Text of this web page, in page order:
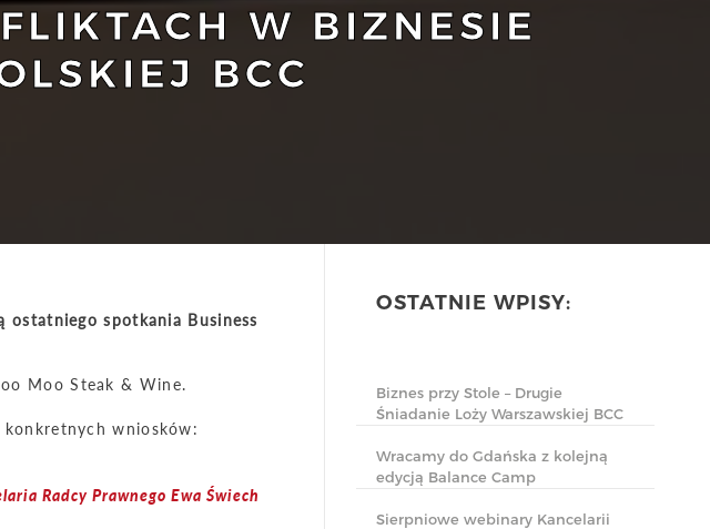
W BIZNESIE
BCC
OSTATNIE WPISY:
Biznes przy Stole – Drugie
Śniadanie Loży Warszawskiej BCC
Wracamy do Gdańska z kolejną
edycją Balance Camp
Sierpniowe webinary Kancelarii
spotkania Business
Moo Steak & Wine.
konkretnych wniosków:
Radcy Prawnego Ewa Świech